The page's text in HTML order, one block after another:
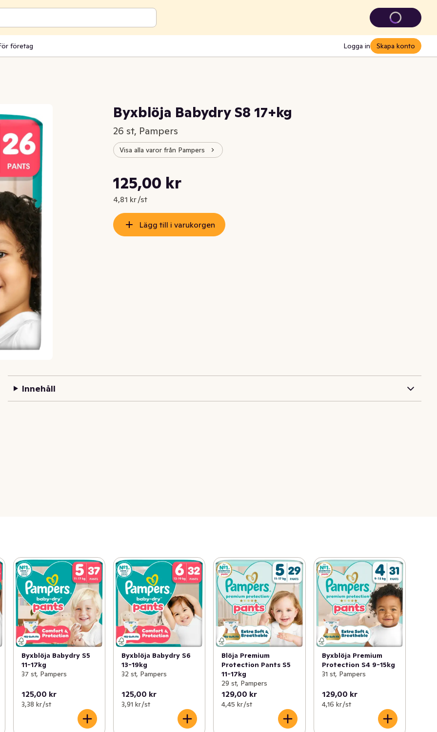
företag Logga in Skapa konto
Byxblöja Babydry S8 17+kg
26 st, Pampers
Visa alla varor från Pampers
Nuvarande pris är: 125,00 kr
125,00 kr
4,81 kr /st
Styckpris: 4,81 kr /st
Lägg till i varukorgen
Innehåll
Byxblöja Babydry S5
11-17kg
37 st, Pampers
125,00 kr
3,38 kr /st
Byxblöja Babydry S6
13-19kg
32 st, Pampers
125,00 kr
3,91 kr /st
Blöja Premium
Protection Pants S5
11-17kg
29 st, Pampers
129,00 kr
4,45 kr /st
Byxblöja Premium
Protection S4 9-15kg
31 st, Pampers
129,00 kr
4,16 kr /st